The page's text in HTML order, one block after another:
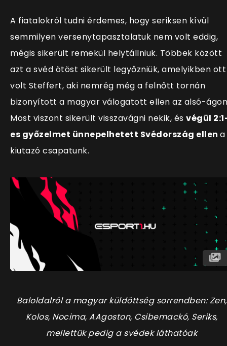
A fiatalokról tudni érdemes, hogy seriksen kívül
semmilyen versenytapasztalatuk nem volt eddig,
mégis sikerült remekül helytállniuk. Többek között
azt a svéd ötöst sikerült legyőzniük, amelyikben ott
volt Steffert, aki nemrég még a felnőtt tornán
bizonyított a magyar válogatott ellen az alsó-
Most viszont sikerült visszavágni nekik, és végül
es győzelmet ünnepelhetett Svédország ellen a
kiutazó csapatunk.
Baloldalról a magyar küldöttség sorrendben: Zen,
Kolos, Nocima, AAgoston, Csibemackó, Seriks,
mellettük pedig a svédek láthatóak